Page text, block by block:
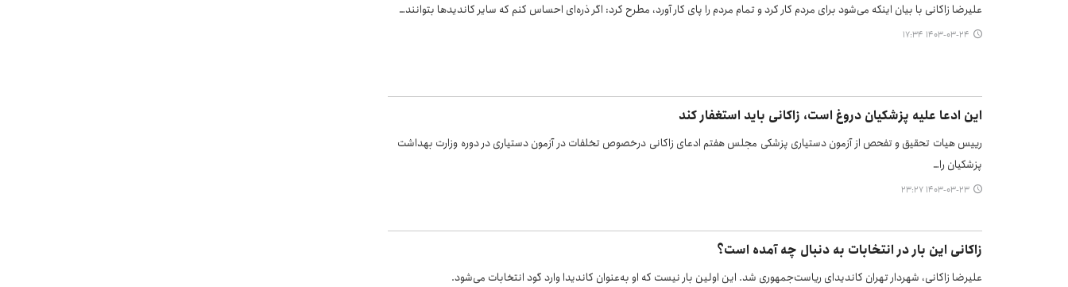
علیرضا زاکانی با بیان اینکه می‌شود برای مردم کار کرد و تمام مردم را پای کار آورد، مطرح کرد: اگر ذره‌ای احساس کنم که سایر کاندیدها بتوانند…
۱۴۰۳-۰۳-۲۴ ۱۷:۳۴
این ادعا علیه پزشکیان دروغ است، زاکانی باید استغفار کند
رییس هیات تحقیق و تفحص از آزمون دستیاری پزشکی مجلس هفتم ادعای زاکانی درخصوص تخلفات در آزمون دستیاری در دوره وزارت بهداشت
پزشکیان را…
۱۴۰۳-۰۳-۲۳ ۲۳:۲۷
زاکانی این بار در انتخابات به دنبال چه آمده است؟
علیرضا زاکانی، شهردار تهران کاندیدای ریاست‌جمهوری شد. این اولین بار نیست که او به‌عنوان کاندیدا وارد گود انتخابات می‌شود.